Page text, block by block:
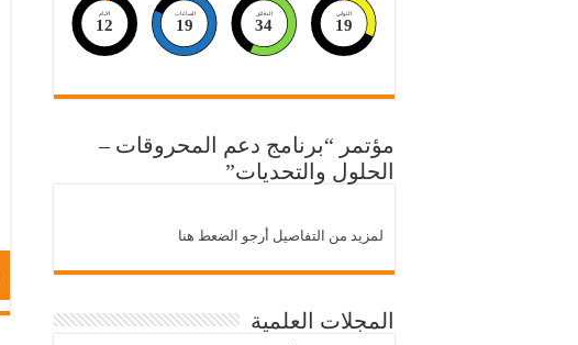
الايام
12
الساعات
19
الدقائق
34
الثواني
18
مؤتمر “برنامج دعم المحروقات –
الحلول والتحديات”
لمزيد من التفاصيل أرجو الضعط هنا
المجلات العلمية